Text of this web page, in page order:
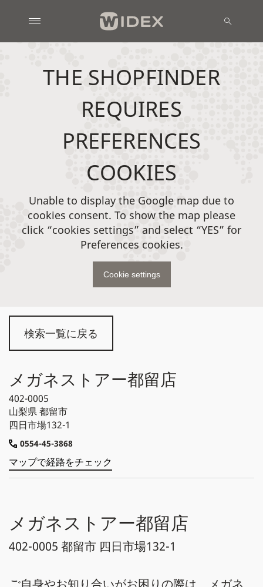
検索一覧に戻る
メガネストアー都留店
402-0005
山梨県都留市
四日市場132-1
0554-45-3868
マップで経路をチェック
メガネストアー都留店
402-0005 都留市 四日市場132-1
ご自身やお知り合いがお困りの際は、メガネ
THE SHOPFINDER
REQUIRES
PREFERENCES
COOKIES
Unable to display the Google map due to
cookies consent. To show the map please
click “cookies settings” and select “YES” for
Preferences cookies.
Cookie settings